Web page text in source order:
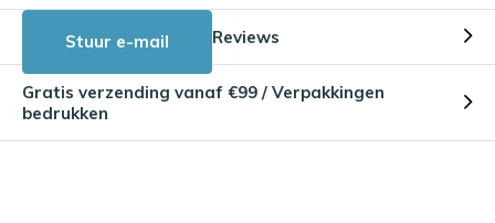
Stuur e-mail Reviews
Gratis verzending vanaf €99 / Verpakkingen
bedrukken